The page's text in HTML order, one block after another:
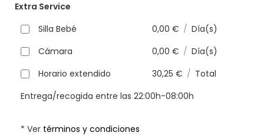
Extra Service
Silla Bebé
0,00€ / Día(s)
Cámara
0,00€ / Día(s)
Horario extendido
30,25€ / Total
Entrega/recogida entre las 22:00h-08:00h
* Ver términos y condiciones